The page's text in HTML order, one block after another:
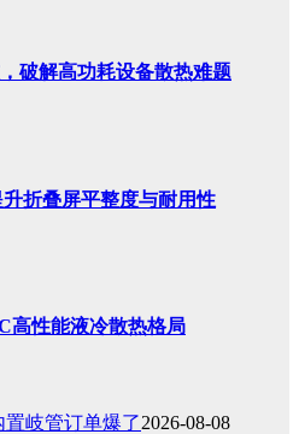
破解高功耗设备散热难题
折叠屏平整度与耐用性
高性能液冷散热格局
岐管订单爆了2026-08-08